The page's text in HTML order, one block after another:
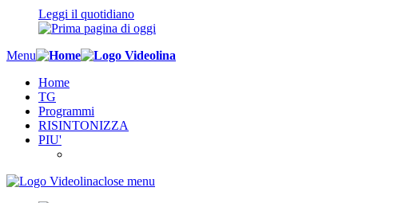
Leggi il quotidiano
Menu
Home
TG
Programmi
RISINTONIZZA
PIU'
close menu